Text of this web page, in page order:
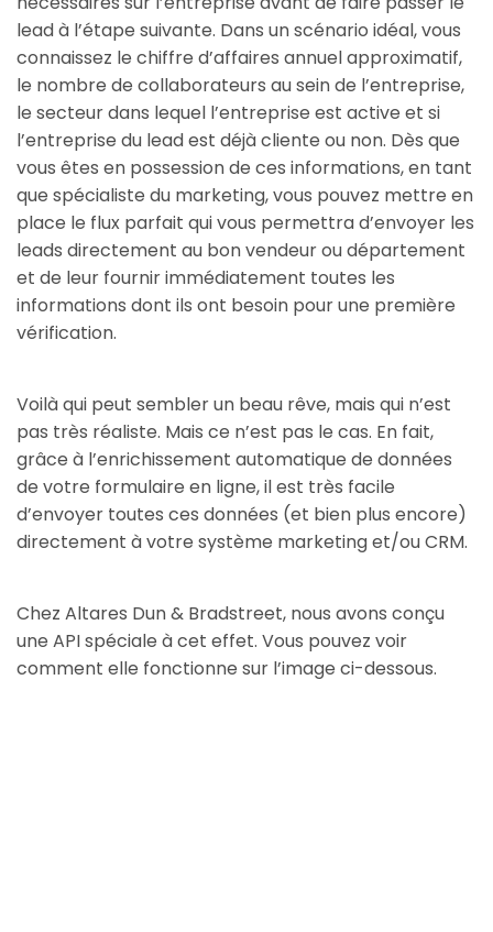
lead à l’étape suivante. Dans un scénario idéal, vous
connaissez le chiffre d’affaires annuel approximatif,
le nombre de collaborateurs au sein de l’entreprise,
le secteur dans lequel l’entreprise est active et si
l’entreprise du lead est déjà cliente ou non. Dès que
vous êtes en possession de ces informations, en tant
que spécialiste du marketing, vous pouvez mettre en
place le flux parfait qui vous permettra d’envoyer les
leads directement au bon vendeur ou département
et de leur fournir immédiatement toutes les
informations dont ils ont besoin pour une première
vérification.
Voilà qui peut sembler un beau rêve, mais qui n’est
pas très réaliste. Mais ce n’est pas le cas. En fait,
grâce à l’enrichissement automatique de données
de votre formulaire en ligne, il est très facile
d’envoyer toutes ces données (et bien plus encore)
directement à votre système marketing et/ou CRM.
Chez Altares Dun & Bradstreet, nous avons conçu
une API spéciale à cet effet. Vous pouvez voir
comment elle fonctionne sur l’image ci-dessous.